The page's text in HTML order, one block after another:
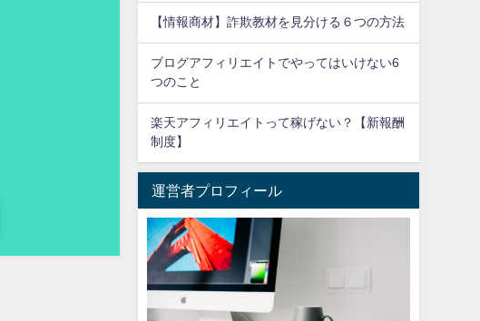
【情報商材】詐欺教材を見分ける６つの方法
ブログアフィリエイトでやってはいけない6
つのこと
楽天アフィリエイトって稼げない？【新報酬
制度】
運営者プロフィール